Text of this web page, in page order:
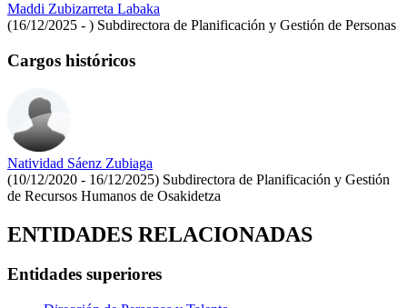
Maddi Zubizarreta Labaka
(16/12/2025 - ) Subdirectora de Planificación y Gestión de Personas
Cargos históricos
Natividad Sáenz Zubiaga
(10/12/2020 - 16/12/2025) Subdirectora de Planificación y Gestión
de Recursos Humanos de Osakidetza
ENTIDADES RELACIONADAS
Entidades superiores